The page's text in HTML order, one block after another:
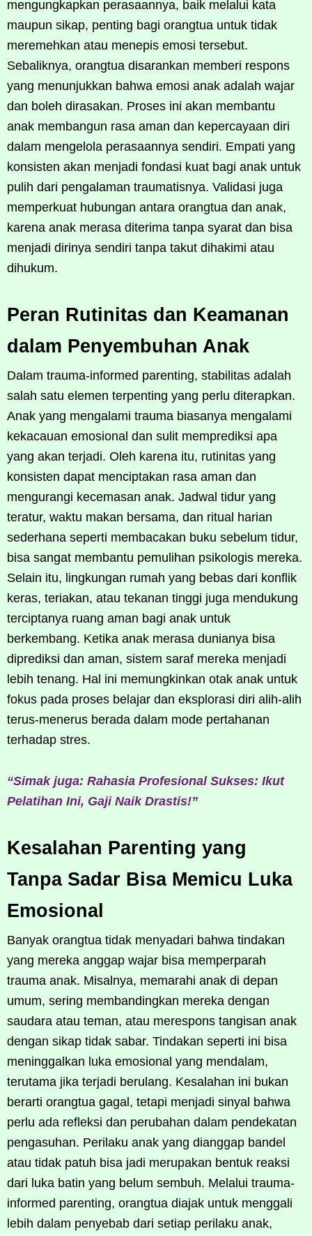
mengungkapkan perasaannya, baik melalui kata
maupun sikap, penting bagi orangtua untuk tidak
meremehkan atau menepis emosi tersebut.
Sebaliknya, orangtua disarankan memberi respons
yang menunjukkan bahwa emosi anak adalah wajar
dan boleh dirasakan. Proses ini akan membantu
anak membangun rasa aman dan kepercayaan diri
dalam mengelola perasaannya sendiri. Empati yang
konsisten akan menjadi fondasi kuat bagi anak untuk
pulih dari pengalaman traumatisnya. Validasi juga
memperkuat hubungan antara orangtua dan anak,
karena anak merasa diterima tanpa syarat dan bisa
menjadi dirinya sendiri tanpa takut dihakimi atau
dihukum.
Peran Rutinitas dan Keamanan
dalam Penyembuhan Anak
Dalam trauma-informed parenting, stabilitas adalah
salah satu elemen terpenting yang perlu diterapkan.
Anak yang mengalami trauma biasanya mengalami
kekacauan emosional dan sulit memprediksi apa
yang akan terjadi. Oleh karena itu, rutinitas yang
konsisten dapat menciptakan rasa aman dan
mengurangi kecemasan anak. Jadwal tidur yang
teratur, waktu makan bersama, dan ritual harian
sederhana seperti membacakan buku sebelum tidur,
bisa sangat membantu pemulihan psikologis mereka.
Selain itu, lingkungan rumah yang bebas dari konflik
keras, teriakan, atau tekanan tinggi juga mendukung
terciptanya ruang aman bagi anak untuk
berkembang. Ketika anak merasa dunianya bisa
diprediksi dan aman, sistem saraf mereka menjadi
lebih tenang. Hal ini memungkinkan otak anak untuk
fokus pada proses belajar dan eksplorasi diri alih-alih
terus-menerus berada dalam mode pertahanan
terhadap stres.
“Simak juga: Rahasia Profesional Sukses: Ikut
Pelatihan Ini, Gaji Naik Drastis!”
Kesalahan Parenting yang
Tanpa Sadar Bisa Memicu Luka
Emosional
Banyak orangtua tidak menyadari bahwa tindakan
yang mereka anggap wajar bisa memperparah
trauma anak. Misalnya, memarahi anak di depan
umum, sering membandingkan mereka dengan
saudara atau teman, atau merespons tangisan anak
dengan sikap tidak sabar. Tindakan seperti ini bisa
meninggalkan luka emosional yang mendalam,
terutama jika terjadi berulang. Kesalahan ini bukan
berarti orangtua gagal, tetapi menjadi sinyal bahwa
perlu ada refleksi dan perubahan dalam pendekatan
pengasuhan. Perilaku anak yang dianggap bandel
atau tidak patuh bisa jadi merupakan bentuk reaksi
dari luka batin yang belum sembuh. Melalui trauma-
informed parenting, orangtua diajak untuk menggali
lebih dalam penyebab dari setiap perilaku anak,